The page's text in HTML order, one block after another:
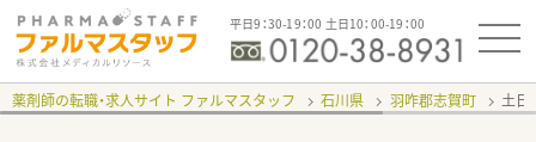
平日9：30-19：00 土日10：00-19：00
薬剤師の転職・求人サイト ファルマスタッフ 石川県 羽咋郡志賀町 土日